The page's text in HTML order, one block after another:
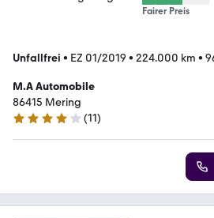
Fairer Preis
Unfallfrei • EZ 01/2019 • 224.000 km •
M.A Automobile
86415 Mering
3.8 Sterne
(11)